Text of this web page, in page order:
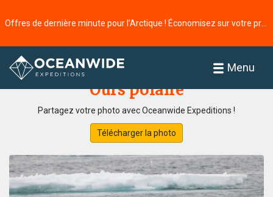
Menu
Accueil
Ours polaire
Partagez votre photo avec Oceanwide Expeditions !
Télécharger la photo